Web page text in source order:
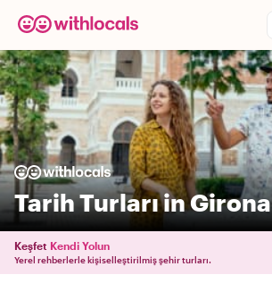
Tarih Turları in Girona
Keşfet Kendi Yolun
Yerel rehberlerle kişiselleştirilmiş şehir turları.